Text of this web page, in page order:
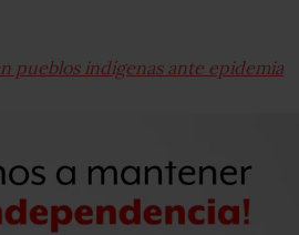
pueblos indígenas ante epidemia